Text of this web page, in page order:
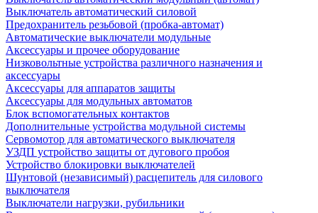
Выключатель автоматический силовой
Предохранитель резьбовой (пробка-автомат)
Автоматические выключатели модульные
Аксессуары и прочее оборудование
Низковольтные устройства различного назначения и
аксессуары
Аксессуары для аппаратов защиты
Аксессуары для модульных автоматов
Блок вспомогательных контактов
Дополнительные устройства модульной системы
Сервомотор для автоматического выключателя
УЗДП устройство защиты от дугового пробоя
Устройство блокировки выключателей
Шунтовой (независимый) расцепитель для силового
выключателя
Выключатели нагрузки, рубильники